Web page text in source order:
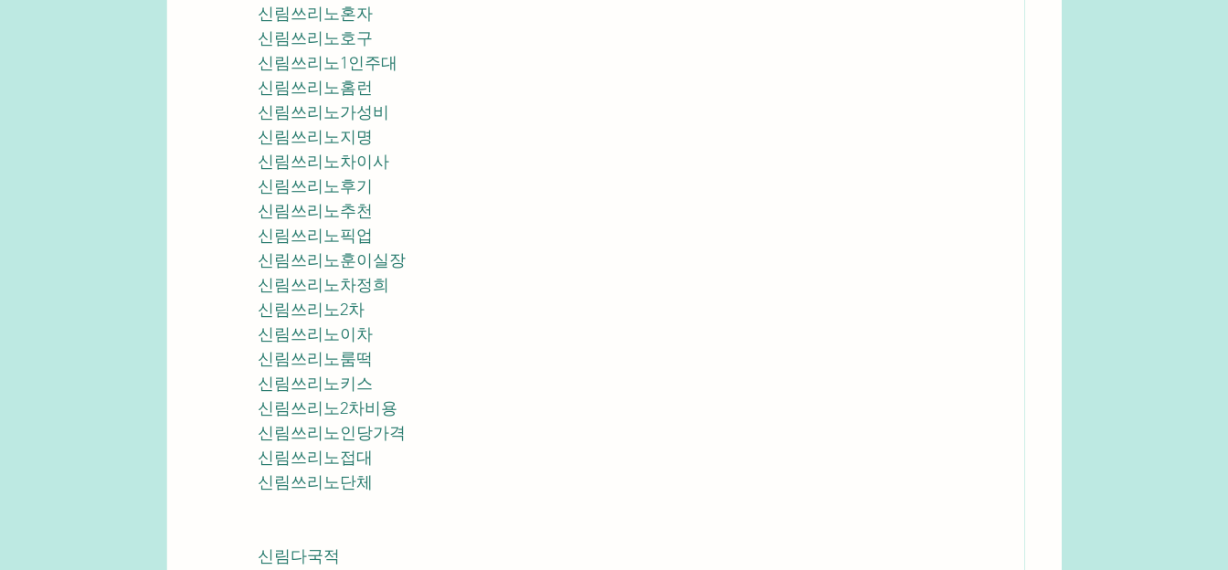
신림쓰리노혼자
신림쓰리노호구
신림쓰리노1인주대
신림쓰리노홈런
신림쓰리노가성비
신림쓰리노지명
신림쓰리노차이사
신림쓰리노후기
신림쓰리노추천
신림쓰리노훈이실장
신림쓰리노차정희
신림쓰리노2차
신림쓰리노이차
신림쓰리노룸떡
신림쓰리노키스
신림쓰리노2차비용
신림쓰리노인당가격
신림쓰리노접대
신림쓰리노단체
신림다국적